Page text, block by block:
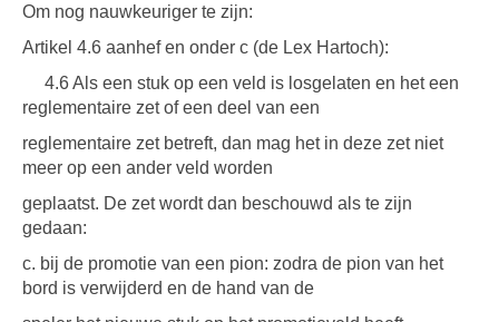
Om nog nauwkeuriger te zijn:
Artikel 4.6 aanhef en onder c (de Lex Hartoch):
4.6 Als een stuk op een veld is losgelaten en het een
reglementaire zet of een deel van een
reglementaire zet betreft, dan mag het in deze zet niet
meer op een ander veld worden
geplaatst. De zet wordt dan beschouwd als te zijn
gedaan:
c. bij de promotie van een pion: zodra de pion van het
bord is verwijderd en de hand van de